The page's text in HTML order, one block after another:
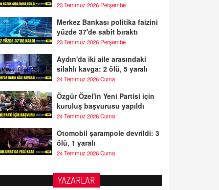
23 Temmuz 2026 Perşembe
Merkez Bankası politika faizini
yüzde 37'de sabit bıraktı
23 Temmuz 2026 Perşembe
Aydın'da iki aile arasındaki
silahlı kavga: 2 ölü, 5 yaralı
24 Temmuz 2026 Cuma
Özgür Özel'in Yeni Partisi için
kuruluş başvurusu yapıldı
24 Temmuz 2026 Cuma
Otomobil şarampole devrildi: 3
ölü, 1 yaralı
24 Temmuz 2026 Cuma
YAZARLAR